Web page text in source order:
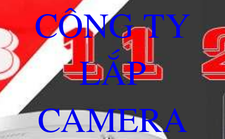
CÔNG TY
LẮP
CAMERA